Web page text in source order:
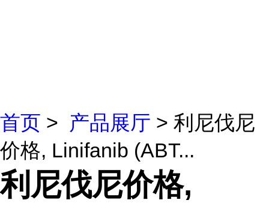
首页 > 产品展厅 > 利尼伐尼
价格, Linifanib (ABT...
利尼伐尼价格,